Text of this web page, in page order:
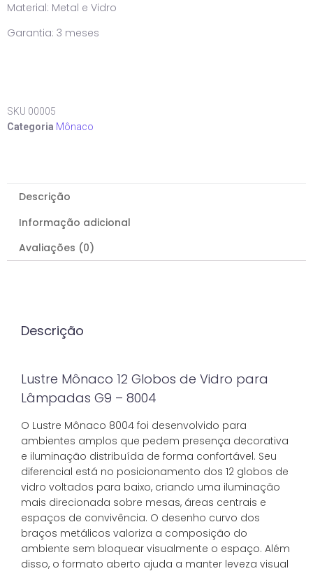
Material: Metal e Vidro
Garantia: 3 meses
SKU 00005
Categoria Mônaco
Descrição
Informação adicional
Avaliações (0)
Descrição
Lustre Mônaco 12 Globos de Vidro para
Lâmpadas G9 – 8004
O Lustre Mônaco 8004 foi desenvolvido para
ambientes amplos que pedem presença decorativa
e iluminação distribuída de forma confortável. Seu
diferencial está no posicionamento dos 12 globos de
vidro voltados para baixo, criando uma iluminação
mais direcionada sobre mesas, áreas centrais e
espaços de convivência. O desenho curvo dos
braços metálicos valoriza a composição do
ambiente sem bloquear visualmente o espaço. Além
disso, o formato aberto ajuda a manter leveza visual